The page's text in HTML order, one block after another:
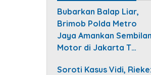
Bubarkan Balap Liar,
Brimob Polda Metro
Jaya Amankan Sembilan
Motor di Jakarta T…
Soroti Kasus Vidi, Rieke: